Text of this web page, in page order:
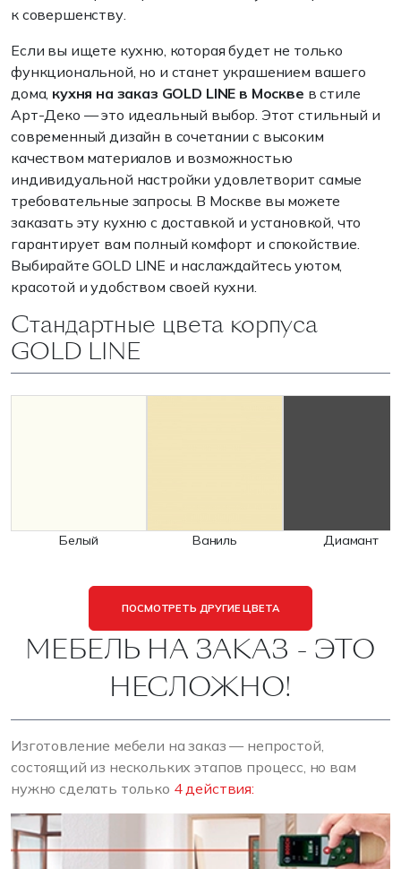
к совершенству.
Если вы ищете кухню, которая будет не только
функциональной, но и станет украшением вашего
дома, кухня на заказ GOLD LINE в Москве в стиле
Арт-Деко — это идеальный выбор. Этот стильный и
современный дизайн в сочетании с высоким
качеством материалов и возможностью
индивидуальной настройки удовлетворит самые
требовательные запросы. В Москве вы можете
заказать эту кухню с доставкой и установкой, что
гарантирует вам полный комфорт и спокойствие.
Выбирайте GOLD LINE и наслаждайтесь уютом,
красотой и удобством своей кухни.
Стандартные цвета корпуса
GOLD LINE
Белый Ваниль Диамант
ПОСМОТРЕТЬ ДРУГИЕ ЦВЕТА
МЕБЕЛЬ НА ЗАКАЗ - ЭТО
НЕСЛОЖНО!
Изготовление мебели на заказ — непростой,
состоящий из нескольких этапов процесс, но вам
нужно сделать только 4 действия: